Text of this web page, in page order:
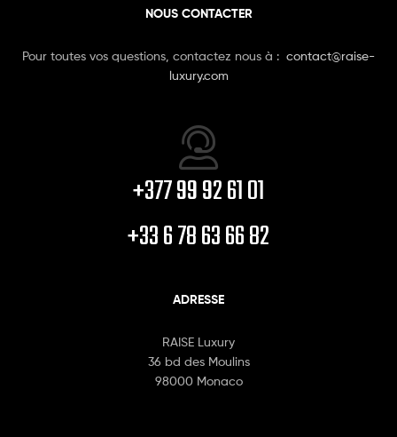
NOUS CONTACTER
Pour toutes vos questions, contactez nous à : contact@raise-
luxury.com
+377 99 92 61 01
+33 6 78 63 66 82
ADRESSE
RAISE Luxury
36 bd des Moulins
98000 Monaco